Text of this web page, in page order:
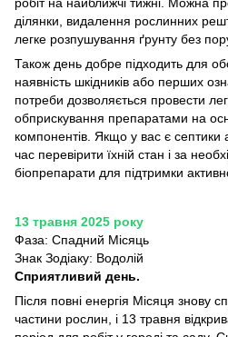
ділянки, видалення рослинних
легке розпушування ґрунту без
Також день добре підходить для
наявність шкідників або перших
потреби дозволяється провести
обприскування препаратами на
компонентів. Якщо у вас є
час перевірити їхній стан і за
біопрепарати для підтримки
13 травня 2025 року
Фаза: Спадний Місяць
Знак Зодіаку: Водолій
Сприятливий день.
Після повні енергія Місяця знову
частини рослин, і 13 травня